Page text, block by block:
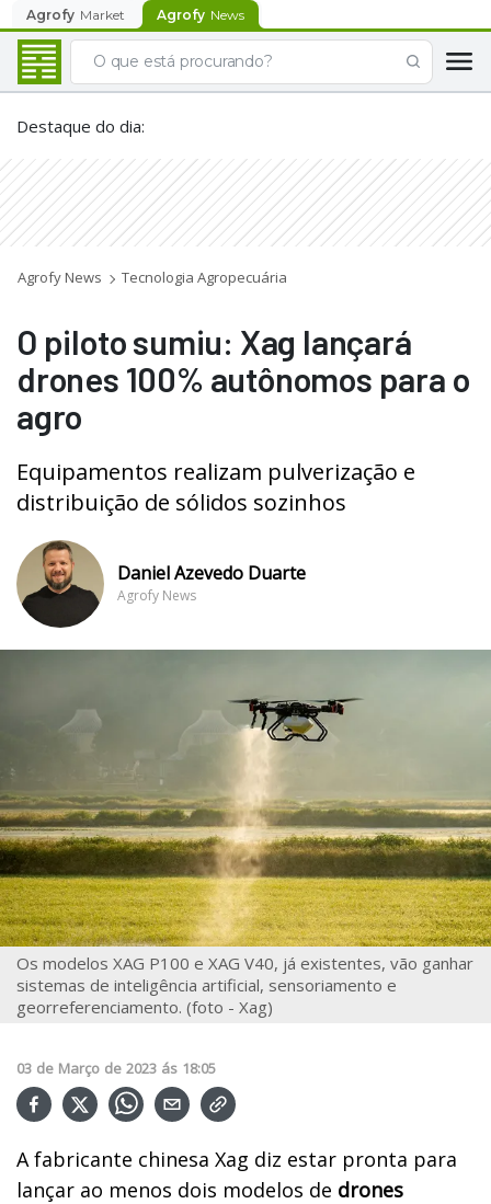
Agrofy Market Agrofy News
Destaque do dia:
Agrofy News Tecnologia Agropecuária
O piloto sumiu: Xag lançará
drones 100% autônomos para o
agro
Equipamentos realizam pulverização e
distribuição de sólidos sozinhos
Daniel Azevedo Duarte
Agrofy News
Os modelos XAG P100 e XAG V40, já existentes, vão ganhar
sistemas de inteligência artificial, sensoriamento e
georreferenciamento. (foto - Xag)
03 de Março de 2023 ás 18:05
A fabricante chinesa Xag diz estar pronta para
lançar ao menos dois modelos de drones